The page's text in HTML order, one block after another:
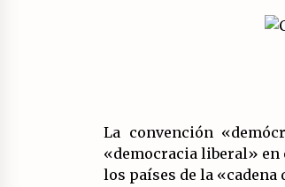
20/07/
Asamblea
Alaquàs
las obras
La convención
«democracia liberal» en
los países de la «cadena